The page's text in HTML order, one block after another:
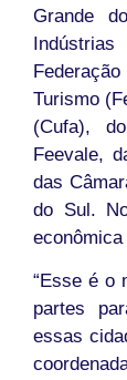
Grande
Turismo
(Cufa),
Feevale,
das
do Sul.
“Esse é o
partes
essas